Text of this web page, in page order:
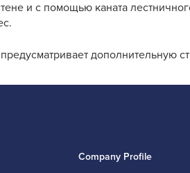
и с помощью каната
дополнительную
Company Profile